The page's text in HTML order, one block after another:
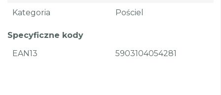
Kategoria Pościel
Specyficzne kody
EAN13
5903104054281